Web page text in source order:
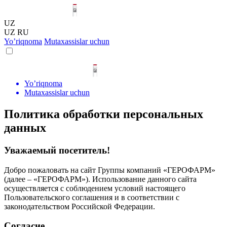
UZ
UZ RU
Yo’riqnoma Mutaxassislar uchun
Yo’riqnoma
Mutaxassislar uchun
Политика обработки персональных
данных
Уважаемый посетитель!
Добро пожаловать на сайт Группы компаний «ГЕРОФАРМ»
(далее – «ГЕРОФАРМ»). Использование данного сайта
осуществляется с соблюдением условий настоящего
Пользовательского соглашения и в соответствии с
законодательством Российской Федерации.